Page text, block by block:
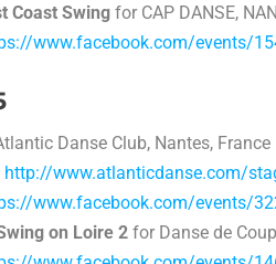
Coast Swing for CAP DANSE,
www.facebook.com/events/
Danse Club, Nantes, France
http://www.atlanticdanse.com/
www.facebook.com/events/
on Loire 2 for Danse de